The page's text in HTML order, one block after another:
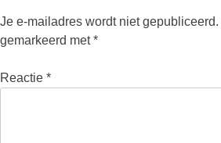
Je e-mailadres wordt niet gepubliceerd.
gemarkeerd met*
Reactie *